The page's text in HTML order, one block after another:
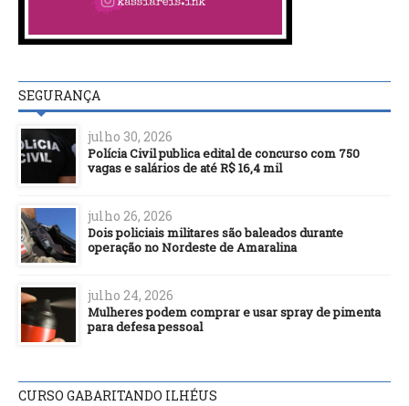
SEGURANÇA
julho 30, 2026
Polícia Civil publica edital de concurso com 750
vagas e salários de até R$ 16,4 mil
julho 26, 2026
Dois policiais militares são baleados durante
operação no Nordeste de Amaralina
julho 24, 2026
Mulheres podem comprar e usar spray de pimenta
para defesa pessoal
CURSO GABARITANDO ILHÉUS